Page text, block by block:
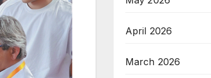
April 2026
March 2026